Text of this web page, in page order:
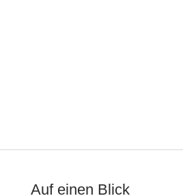
Auf einen Blick